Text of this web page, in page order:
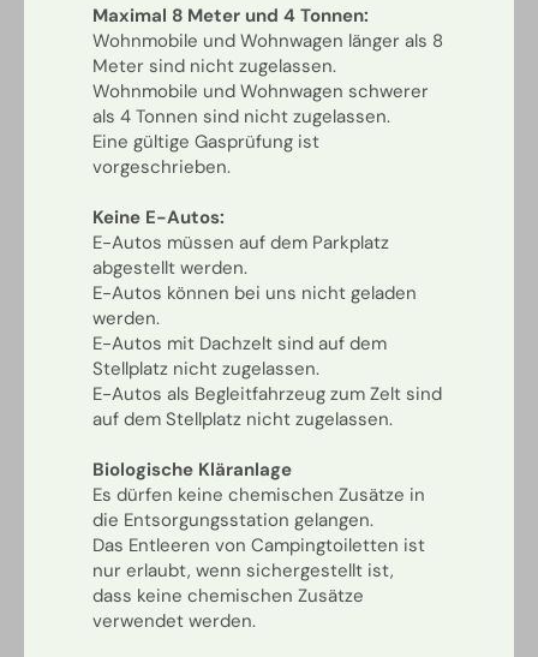
Maximal 8 Meter und 4 Tonnen:
Wohnmobile und Wohnwagen länger als 8
Meter sind nicht zugelassen.
Wohnmobile und Wohnwagen schwerer
als 4 Tonnen sind nicht zugelassen.
Eine gültige Gasprüfung ist
vorgeschrieben.
Keine E-Autos:
E-Autos müssen auf dem Parkplatz
abgestellt werden.
E-Autos können bei uns nicht geladen
werden.
E-Autos mit Dachzelt sind auf dem
Stellplatz nicht zugelassen.
E-Autos als Begleitfahrzeug zum Zelt sind
auf dem Stellplatz nicht zugelassen.
Biologische Kläranlage
Es dürfen keine chemischen Zusätze in
die Entsorgungsstation gelangen.
Das Entleeren von Campingtoiletten ist
nur erlaubt, wenn sichergestellt ist,
dass keine chemischen Zusätze
verwendet werden.